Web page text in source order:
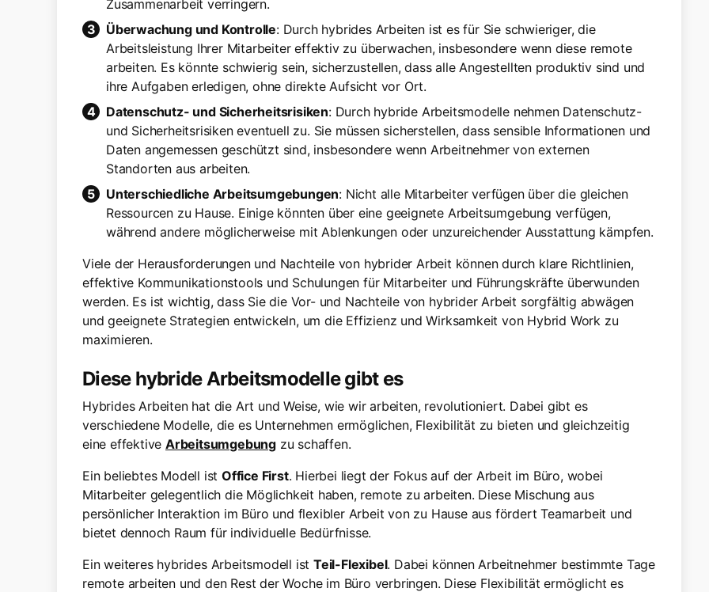
Zusammenarbeit verringern.
Überwachung und Kontrolle: Durch hybrides Arbeiten ist es für Sie schwieriger, die
Arbeitsleistung Ihrer Mitarbeiter effektiv zu überwachen, insbesondere wenn diese remote
arbeiten. Es könnte schwierig sein, sicherzustellen, dass alle Angestellten produktiv sind und
ihre Aufgaben erledigen, ohne direkte Aufsicht vor Ort.
Datenschutz- und Sicherheitsrisiken: Durch hybride Arbeitsmodelle nehmen Datenschutz-
und Sicherheitsrisiken eventuell zu. Sie müssen sicherstellen, dass sensible Informationen und
Daten angemessen geschützt sind, insbesondere wenn Arbeitnehmer von externen
Standorten aus arbeiten.
Unterschiedliche Arbeitsumgebungen: Nicht alle Mitarbeiter verfügen über die gleichen
Ressourcen zu Hause. Einige könnten über eine geeignete Arbeitsumgebung verfügen,
während andere möglicherweise mit Ablenkungen oder unzureichender Ausstattung kämpfen.
Viele der Herausforderungen und Nachteile von hybrider Arbeit können durch klare Richtlinien,
effektive Kommunikationstools und Schulungen für Mitarbeiter und Führungskräfte überwunden
werden. Es ist wichtig, dass Sie die Vor- und Nachteile von hybrider Arbeit sorgfältig abwägen
und geeignete Strategien entwickeln, um die Effizienz und Wirksamkeit von Hybrid Work zu
maximieren.
Diese hybride Arbeitsmodelle gibt es
Hybrides Arbeiten hat die Art und Weise, wie wir arbeiten, revolutioniert. Dabei gibt es
verschiedene Modelle, die es Unternehmen ermöglichen, Flexibilität zu bieten und gleichzeitig
eine effektiveArbeitsumgebung zu schaffen.
Ein beliebtes Modell ist Office First. Hierbei liegt der Fokus auf der Arbeit im Büro, wobei
Mitarbeiter gelegentlich die Möglichkeit haben, remote zu arbeiten. Diese Mischung aus
persönlicher Interaktion im Büro und flexibler Arbeit von zu Hause aus fördert Teamarbeit und
bietet dennoch Raum für individuelle Bedürfnisse.
Ein weiteres hybrides Arbeitsmodell ist Teil-Flexibel. Dabei können Arbeitnehmer bestimmte Tage
remote arbeiten und den Rest der Woche im Büro verbringen. Diese Flexibilität ermöglicht es